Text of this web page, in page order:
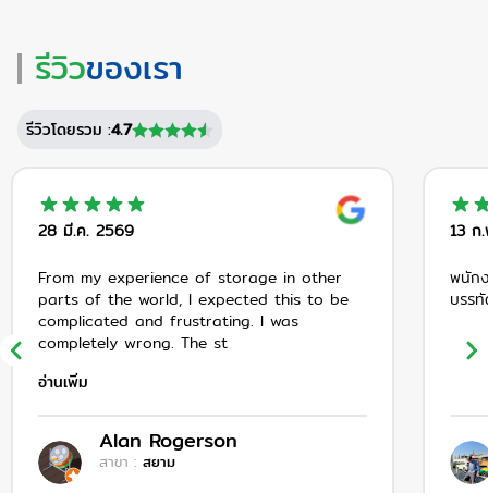
รีวิวของเรา
รีวิวโดยรวม :4.7
28 มี.ค. 2569
From my experience of storage in other
parts of the world, I expected this to be
complicated and frustrating. I was
completely wrong. The st
อ่านเพิ่ม
Alan Rogerson
สาขา : สยาม
13 ก
พนัก
บรร